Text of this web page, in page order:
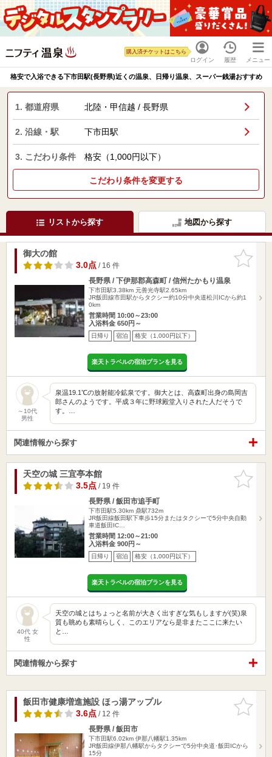
ログイン
購入済チケットはこちら
履歴 メニュー
格安で入浴できる下市田駅(長野県)近くの温泉、日帰り温泉、スーパー銭湯おすすめ
1. 都道府県 北陸・甲信越 / 長野県
2. 沿線・駅 下市田駅
3. こだわり条件 格安（1,000円以下）
こだわり条件を変更する
リストから探す 地図から探す
お気に入
りに追加
御大の館
3.0点/ 16 件
長野県 / 下伊那郡高森町 / 信州たかもり温泉
下市田駅3.38km 元善光寺駅2.65km
JR飯田線市田駅からタクシー約10分中央道松川ICから約1
0km
営業時間 10:00～23:00
入浴料金 650円～
日帰り 宿泊 格安（1,000円以下）
楽天トラベルの宿泊プランを見る
～10代
男性
泉温19.1℃の放射能冷鉱泉です。御大とは、高森町出身の島岡吉
郎さんのようです。平成３年に野球殿堂入りされた人だそうで
す。…
関連情報から探す
お気に入
りに追加
天空の城 三宜亭本館
3.5点/ 19 件
長野県 / 飯田市追手町
下市田駅5.30km 鼎駅732m
JR飯田線飯田駅下車歩15分またはタクシーで5分中央自動
車道飯田IC…
営業時間 12:00～21:00
入浴料金 900円～
日帰り 宿泊 格安（1,000円以下）
楽天トラベルの宿泊プランを見る
40代 女
性
天空の城とはちょっと名前が大きく出すぎな気もしますが(笑)泉
質も眺めも素晴らしく、このエリアなら是非またここに来たい
と…
関連情報から探す
お気に入
りに追加
飯田市健康増進施設 ほっ湯アップル
3.6点/ 12 件
長野県 / 飯田市
下市田駅6.02km 伊那八幡駅1.35km
JR飯田線伊那八幡駅からタクシーで5分中央道･飯田ICから
15分